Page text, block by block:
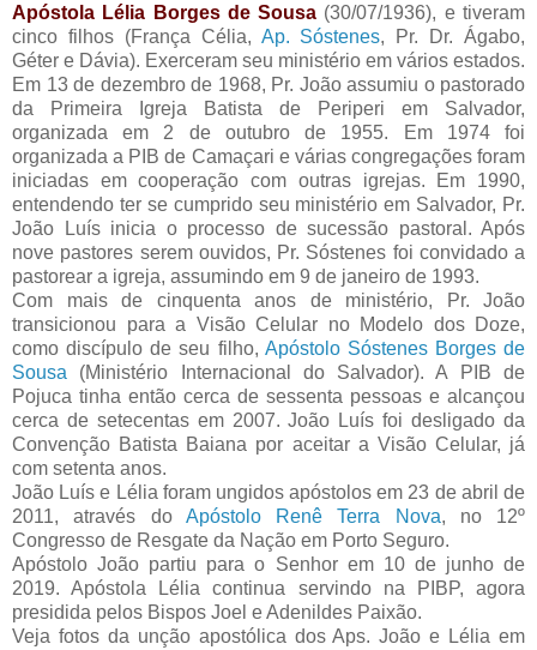
Apóstola Lélia Borges de Sousa (30/07/1936), e tiveram
cinco filhos (França Célia, Ap. Sóstenes, Pr. Dr. Ágabo,
Géter e Dávia). Exerceram seu ministério em vários estados.
Em 13 de dezembro de 1968, Pr. João assumiu o pastorado
da Primeira Igreja Batista de Periperi em Salvador,
organizada em 2 de outubro de 1955. Em 1974 foi
organizada a PIB de Camaçari e várias congregações foram
iniciadas em cooperação com outras igrejas. Em 1990,
entendendo ter se cumprido seu ministério em Salvador, Pr.
João Luís inicia o processo de sucessão pastoral. Após
nove pastores serem ouvidos, Pr. Sóstenes foi convidado a
pastorear a igreja, assumindo em 9 de janeiro de 1993.
Com mais de cinquenta anos de ministério, Pr. João
transicionou para a Visão Celular no Modelo dos Doze,
como discípulo de seu filho, Apóstolo Sóstenes Borges de
Sousa (Ministério Internacional do Salvador). A PIB de
Pojuca tinha então cerca de sessenta pessoas e alcançou
cerca de setecentas em 2007. João Luís foi desligado da
Convenção Batista Baiana por aceitar a Visão Celular, já
com setenta anos.
João Luís e Lélia foram ungidos apóstolos em 23 de abril de
2011, através do Apóstolo Renê Terra Nova, no 12º
Congresso de Resgate da Nação em Porto Seguro.
Apóstolo João partiu para o Senhor em 10 de junho de
2019. Apóstola Lélia continua servindo na PIBP, agora
presidida pelos Bispos Joel e Adenildes Paixão.
Veja fotos da unção apostólica dos Aps. João e Lélia em